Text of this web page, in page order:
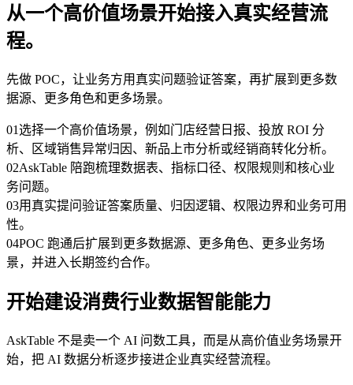
从一个高价值场景开始接入真实经营流
程。
先做 POC，让业务方用真实问题验证答案，再扩展到更多数
据源、更多角色和更多场景。
01选择一个高价值场景，例如门店经营日报、投放 ROI 分
析、区域销售异常归因、新品上市分析或经销商转化分析。
02AskTable 陪跑梳理数据表、指标口径、权限规则和核心业
务问题。
03用真实提问验证答案质量、归因逻辑、权限边界和业务可用
性。
04POC 跑通后扩展到更多数据源、更多角色、更多业务场
景，并进入长期签约合作。
开始建设消费行业数据智能能力
AskTable 不是卖一个 AI 问数工具，而是从高价值业务场景开
始，把 AI 数据分析逐步接进企业真实经营流程。